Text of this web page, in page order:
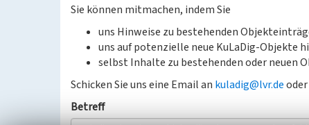
Sie können mitmachen, indem Sie
uns Hinweise zu bestehenden
uns auf potenzielle neue KuLaDig-Objekte
selbst Inhalte zu bestehenden oder neuen
Schicken Sie uns eine Email an kuladig@lvr.de
Betreff